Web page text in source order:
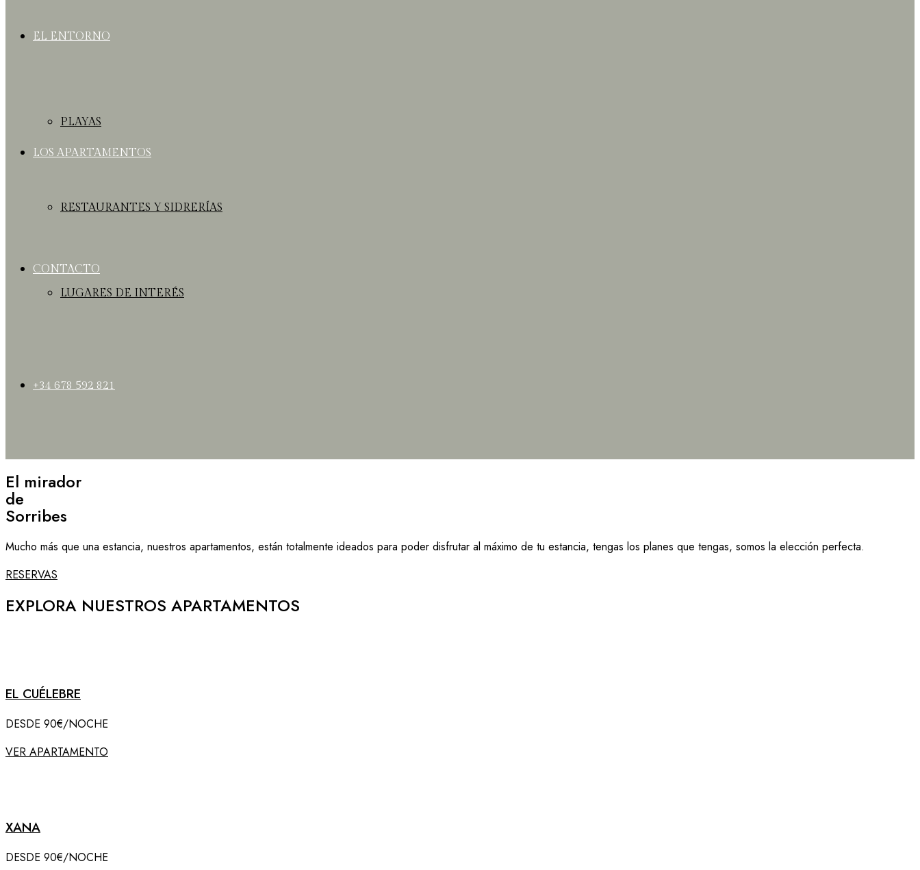
EL ENTORNO
PLAYAS
RESTAURANTES Y SIDRERÍAS
LUGARES DE INTERÉS
LOS APARTAMENTOS
CONTACTO
+34 678 592 821
El mirador
de
Sorribes
Mucho más que una estancia, nuestros apartamentos, están totalmente ideados para poder disfrutar al máximo de tu estancia, tengas los planes que tengas, somos la elección perfecta.
RESERVAS
EXPLORA NUESTROS APARTAMENTOS
EL CUÉLEBRE
DESDE 90€/NOCHE
VER APARTAMENTO
XANA
DESDE 90€/NOCHE